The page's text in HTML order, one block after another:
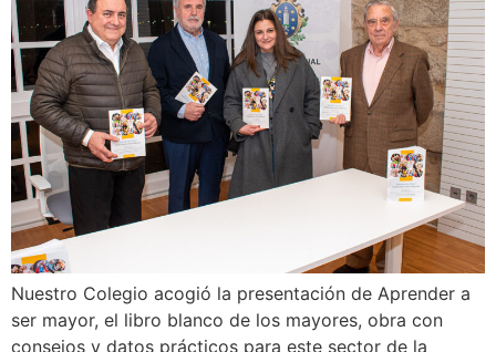
Nuestro Colegio acogió la presentación de Aprender a
ser mayor, el libro blanco de los mayores, obra con
consejos y datos prácticos para este sector de la